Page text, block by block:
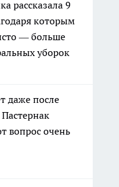
рассказала 9
которым
— больше
уборок
даже после
вопрос очень